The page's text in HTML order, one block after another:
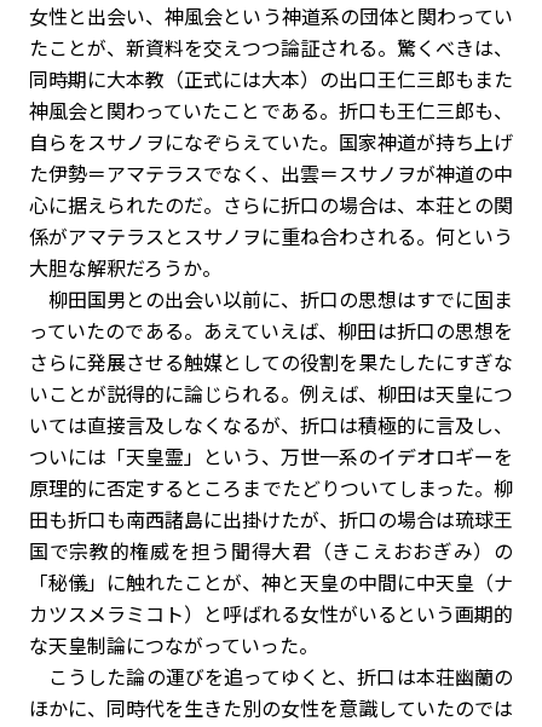
女性と出会い、神風会という神道系の団体と関わってい
たことが、新資料を交えつつ論証される。驚くべきは、
同時期に大本教（正式には大本）の出口王仁三郎もまた
神風会と関わっていたことである。折口も王仁三郎も、
自らをスサノヲになぞらえていた。国家神道が持ち上げ
た伊勢＝アマテラスでなく、出雲＝スサノヲが神道の中
心に据えられたのだ。さらに折口の場合は、本荘との関
係がアマテラスとスサノヲに重ね合わされる。何という
大胆な解釈だろうか。
柳田国男との出会い以前に、折口の思想はすでに固ま
っていたのである。あえていえば、柳田は折口の思想を
さらに発展させる触媒としての役割を果たしたにすぎな
いことが説得的に論じられる。例えば、柳田は天皇につ
いては直接言及しなくなるが、折口は積極的に言及し、
ついには「天皇霊」という、万世一系のイデオロギーを
原理的に否定するところまでたどりついてしまった。柳
田も折口も南西諸島に出掛けたが、折口の場合は琉球王
国で宗教的権威を担う聞得大君（きこえおおぎみ）の
「秘儀」に触れたことが、神と天皇の中間に中天皇（ナ
カツスメラミコト）と呼ばれる女性がいるという画期的
な天皇制論につながっていった。
こうした論の運びを追ってゆくと、折口は本荘幽蘭の
ほかに、同時代を生きた別の女性を意識していたのでは